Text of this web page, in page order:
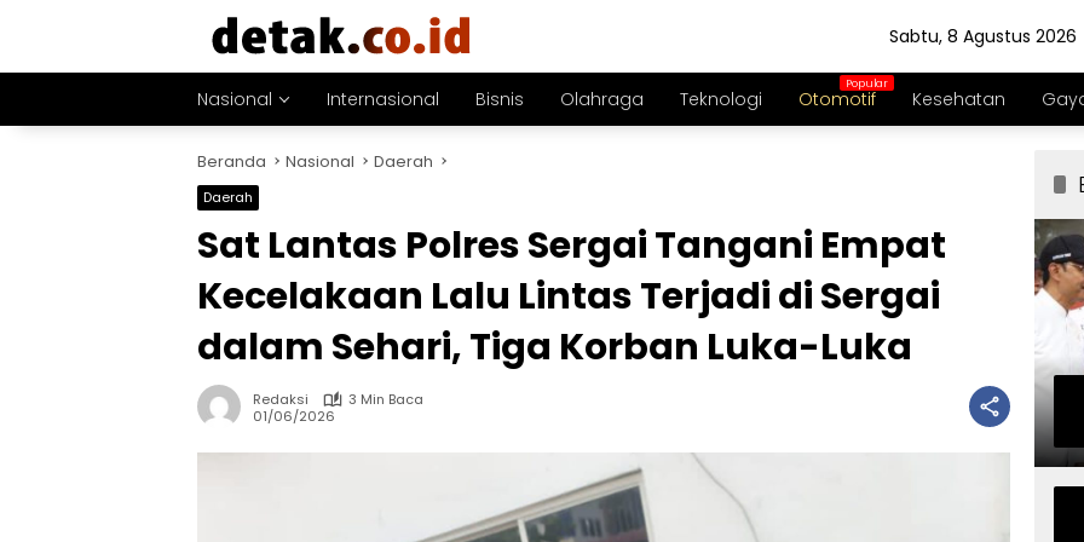
Sabtu, 8 Agustus 2026
Nasional Internasional Bisnis Olahraga Teknologi Otomotif Kesehatan
Beranda Nasional Daerah
Daerah
Sat Lantas Polres Sergai Tangani Empat
Kecelakaan Lalu Lintas Terjadi di Sergai
dalam Sehari, Tiga Korban Luka-Luka
Redaksi
3 Min Baca
01/06/2026